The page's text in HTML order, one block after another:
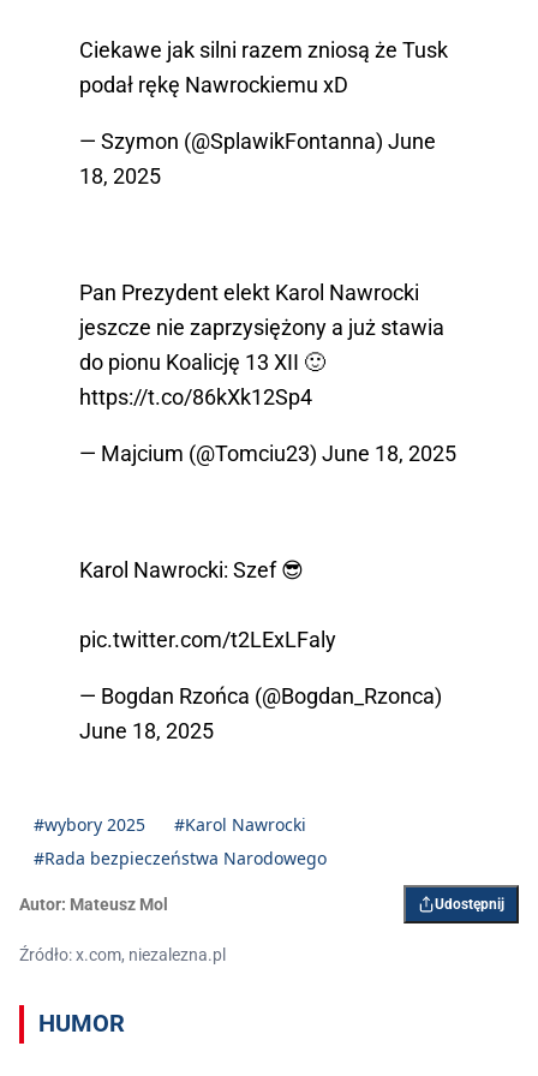
Ciekawe jak silni razem zniosą że Tusk
podał rękę Nawrockiemu xD
— Szymon (@SplawikFontanna) June
18, 2025
Pan Prezydent elekt Karol Nawrocki
jeszcze nie zaprzysiężony a już stawia
do pionu Koalicję 13 XII 🙂
https://t.co/86kXk12Sp4
— Majcium (@Tomciu23) June 18, 2025
Karol Nawrocki: Szef 😎
pic.twitter.com/t2LExLFaly
— Bogdan Rzońca (@Bogdan_Rzonca)
June 18, 2025
#wybory 2025
#Karol Nawrocki
#Rada bezpieczeństwa Narodowego
Autor: Mateusz Mol Udostępnij
Źródło: x.com, niezalezna.pl
HUMOR